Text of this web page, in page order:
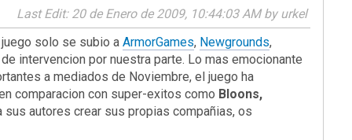
Last Edit: 20 de Enero de 2009, 10:44:03 AM by urkel
solo se subio a ArmorGames, Newgrounds,
intervencion por nuestra parte. Lo mas emocionante
a mediados de Noviembre, el juego ha
comparacion con super-exitos como Bloons,
autores crear sus propias compañias, os